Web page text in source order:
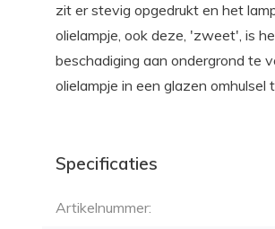
zit er stevig opgedrukt en het
olielampje, ook deze, 'zweet', is
beschadiging aan ondergrond te
olielampje in een glazen omhulsel
Specificaties
Artikelnummer: